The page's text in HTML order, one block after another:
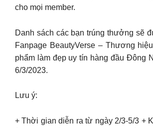
cho mọi member.
Danh sách các bạn trúng thưởng sẽ
Fanpage BeautyVerse – Thương
phẩm làm đẹp uy tín hàng đầu Đông
6/3/2023.
Lưu ý:
+ Thời gian diễn ra từ ngày 2/3-5/3 +